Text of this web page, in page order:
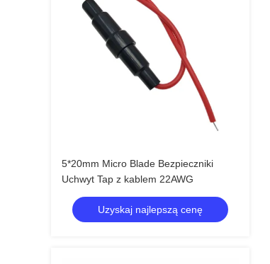
5*20mm Micro Blade Bezpieczniki
Uchwyt Tap z kablem 22AWG
Uzyskaj najlepszą cenę